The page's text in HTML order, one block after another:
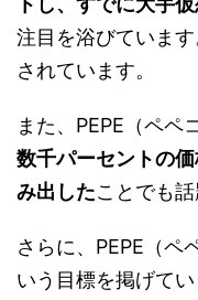
注目を浴びていま
されています。
また、PEPE（ペペ
数千パーセントの
み出したことでも話
さらに、PEPE（ペ
いう目標を掲げて